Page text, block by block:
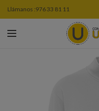
Llámanos :976 33 81 11